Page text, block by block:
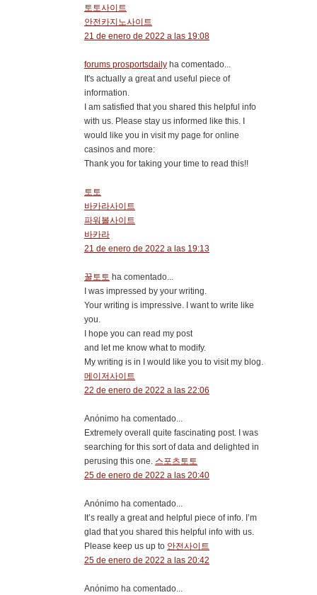
토토사이트
안전카지노사이트
21 de enero de 2022 a las 19:08
forums prosportsdaily ha comentado...
It's actually a great and useful piece of
information.
I am satisfied that you shared this helpful info
with us. Please stay us informed like this. I
would like you in visit my page for online
casinos and more:
Thank you for taking your time to read this!!
토토
바카라사이트
파워볼사이트
바카라
21 de enero de 2022 a las 19:13
꿀토토 ha comentado...
I was impressed by your writing.
Your writing is impressive. I want to write like
you.
I hope you can read my post
and let me know what to modify.
My writing is in I would like you to visit my blog.
메이저사이트
22 de enero de 2022 a las 22:06
Anónimo ha comentado...
Extremely overall quite fascinating post. I was
searching for this sort of data and delighted in
perusing this one. 스포츠토토
25 de enero de 2022 a las 20:40
Anónimo ha comentado...
It’s really a great and helpful piece of info. I’m
glad that you shared this helpful info with us.
Please keep us up to 안전사이트
25 de enero de 2022 a las 20:42
Anónimo ha comentado...